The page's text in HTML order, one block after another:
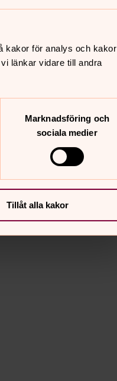
kakor för analys och kakor
länkar vidare till andra
Marknadsföring och
sociala medier
Tillåt alla kakor